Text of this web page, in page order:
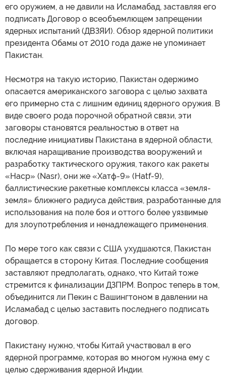
его оружием, а не давили на Исламабад, заставляя его
подписать Договор о всеобъемлющем запрещении
ядерных испытаний (ДВЗЯИ). Обзор ядерной политики
президента Обамы от 2010 года даже не упоминает
Пакистан.
Несмотря на такую историю, Пакистан одержимо
опасается американского заговора с целью захвата
его примерно ста с лишним единиц ядерного оружия. В
виде своего рода порочной обратной связи, эти
заговоры становятся реальностью в ответ на
последние инициативы Пакистана в ядерной области,
включая наращивание производства вооружений и
разработку тактического оружия, такого как ракеты
«Наср» (Nasr), они же «Хатф-9» (Hatf-9),
баллистические ракетные комплексы класса «земля-
земля» ближнего радиуса действия, разработанные для
использования на поле боя и оттого более уязвимые
для злоупотребления и ненадлежащего применения.
По мере того как связи с США ухудшаются, Пакистан
обращается в сторону Китая. Последние сообщения
заставляют предполагать, однако, что Китай тоже
стремится к финализации ДЗПРМ. Вопрос теперь в том,
объединится ли Пекин с Вашингтоном в давлении на
Исламабад с целью заставить последнего подписать
договор.
Пакистану нужно, чтобы Китай участвовал в его
ядерной программе, которая во многом нужна ему с
целью сдерживания ядерной Индии.